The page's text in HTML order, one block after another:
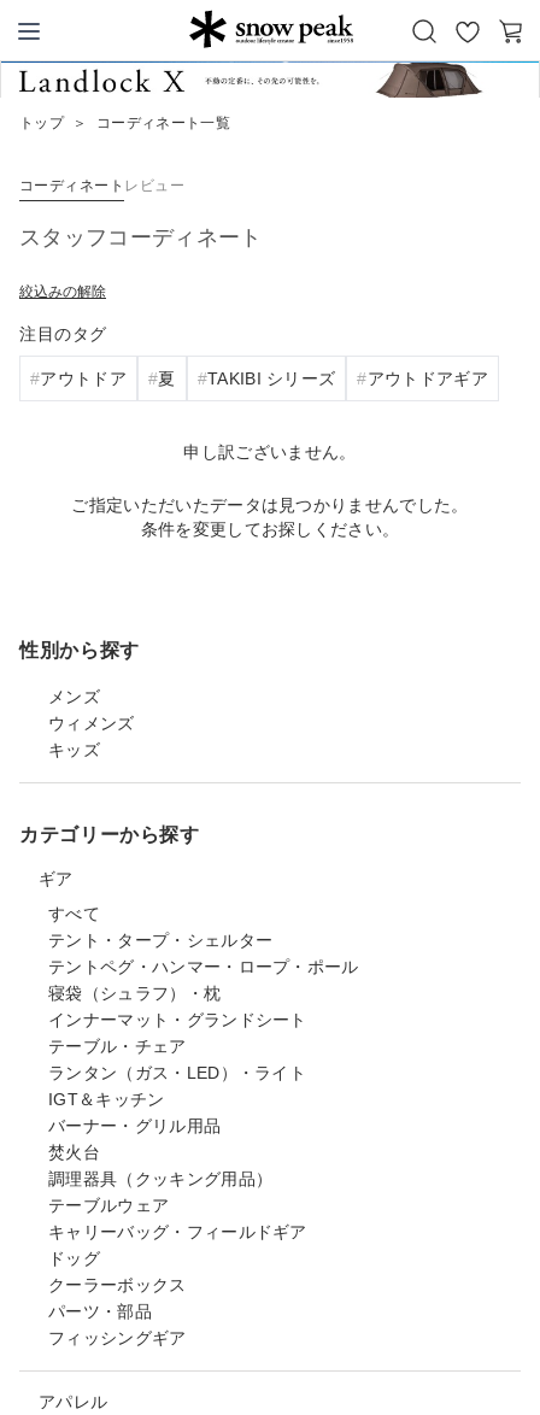
Snow Peak
お
気
カ
トップ ＞ コーディネート一覧
コーディネート レビュー
スタッフコーディネート
絞込みの解除
注目のタグ
アウトドア 夏 TAKIBI シリーズ アウトドアギア
申し訳ございません。
ご指定いただいたデータは見つかりませんでした。
条件を変更してお探しください。
性別から探す
メンズ
ウィメンズ
キッズ
カテゴリーから探す
ギア
すべて
テント・タープ・シェルター
テントペグ・ハンマー・ロープ・ポール
寝袋（シュラフ）・枕
インナーマット・グランドシート
テーブル・チェア
ランタン（ガス・LED）・ライト
IGT＆キッチン
バーナー・グリル用品
焚火台
調理器具（クッキング用品）
テーブルウェア
キャリーバッグ・フィールドギア
ドッグ
クーラーボックス
パーツ・部品
フィッシングギア
アパレル